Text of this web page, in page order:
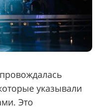
указывали
Это